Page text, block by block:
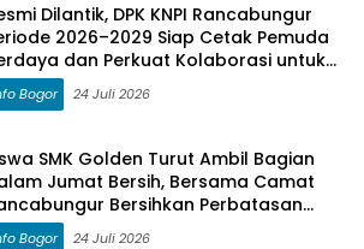
Dilantik, DPK KNPI Rancabungur
2026–2029 Siap Cetak Pemuda
dan Perkuat Kolaborasi untuk
Daerah
Bogor 24 Juli 2026
SMK Golden Turut Ambil Bagian
Jumat Bersih, Bersama Camat
Bersihkan Perbatasan
Bogor 24 Juli 2026